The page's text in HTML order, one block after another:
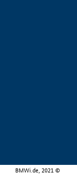
BMWi.de, 2021 ©